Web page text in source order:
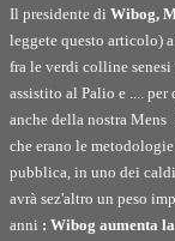
Il presidente di Wibog,
leggete questo articolo)
fra le verdi colline
assistito al Palio e .... per
anche della nostra Mens
che erano le
pubblica, in uno dei
avrà sez'altro un peso
anni : Wibog aumenta